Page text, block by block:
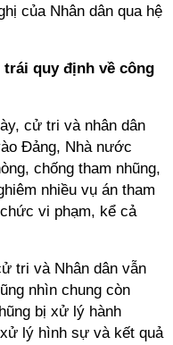
của Nhân dân qua hệ
quy định về công
cử tri và nhân dân
Đảng, Nhà nước
chống tham nhũng,
nhiều vụ án tham
vi phạm, kể cả
tri và Nhân dân vẫn
nhìn chung còn
bị xử lý hành
lý hình sự và kết quả